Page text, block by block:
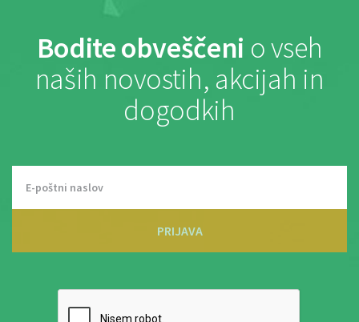
Bodite obveščeni o vseh
naših novostih, akcijah in
dogodkih
PRIJAVA